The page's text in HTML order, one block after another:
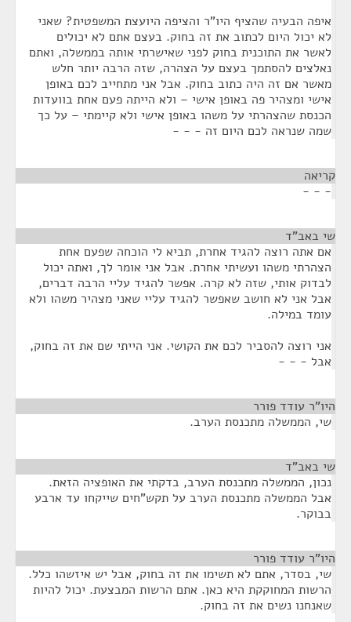
איפה הבעיה שהציף היו"ר והציפה היועצת המשפטית? שאני
לא יכול היום לכתוב את זה בחוק. בעצם אתם לא יכולים
לאשר את התוכנית בחוק לפני שאישרתי אותה בממשלה, ואתם
נאלצים להסתמך בעצם על הצהרה, שזה הרבה יותר חלש
מאשר אם זה היה כתוב בחוק. אבל אני מתחייב לכם באופן
אישי ומצהיר פה באופן אישי – ולא הייתה פעם אחת בוועדות
הכנסת שהצהרתי על משהו באופן אישי ולא קיימתי – על כך
שמה שנראה לכם היום זה - - -
קריאה
- - -
שי באב"ד
אם אתה רוצה להגיד אחרת, תביא לי הוכחה שפעם אחת
הצהרתי משהו ועשיתי אחרת. אבל אני אומר לך, ואתה יכול
לבדוק אותי, שזה לא קרה. אפשר להגיד עליי הרבה דברים,
אבל אני לא חושב שאפשר להגיד עליי שאני מצהיר משהו ולא
עומד במילה.
אני רוצה להסביר לכם את הקושי. אני הייתי שם את זה בחוק,
אבל - - -
היו"ר עודד פורר
שי, הממשלה מתכנסת הערב.
שי באב"ד
נכון, הממשלה מתכנסת הערב, בדקתי את האופציה הזאת.
אבל הממשלה מתכנסת הערב על תקש"חים שייקחו עד ארבע
בבוקר.
היו"ר עודד פורר
שי, בסדר, אתם לא תשימו את זה בחוק, אבל יש איזשהו כלל.
הרשות המחוקקת היא כאן. אתם הרשות המבצעת. יכול להיות
שאנחנו נשים את זה בחוק.